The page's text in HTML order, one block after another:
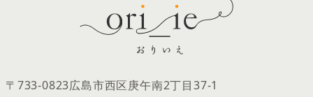
〒733-0823広島市西区庚午南2丁目37‐1